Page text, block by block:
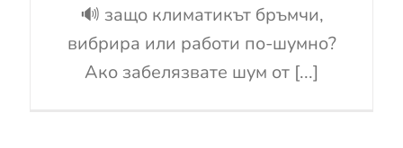
🔊 защо климатикът бръмчи,
вибрира или работи по-шумно?
Ако забелязвате шум от [...]